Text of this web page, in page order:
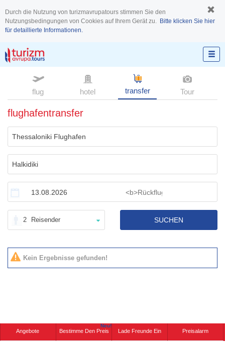
Durch die Nutzung von turizmavrupatours stimmen Sie den
Nutzungsbedingungen von Cookies auf Ihrem Gerät zu. Bitte klicken Sie hier
für detaillierte Informationen.
flug hotel transfer Tour
flughafentransfer
2 Reisender SUCHEN
Kein Ergebnisse gefunden!
Angebote Bestimme Den Preis
Neu!
Lade Freunde Ein Preisalarm